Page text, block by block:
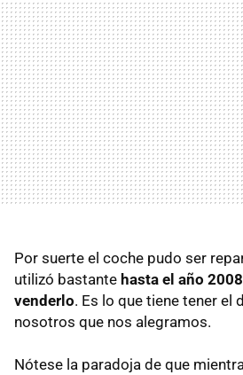
Por suerte el coche pudo ser
utilizó bastante hasta el año
venderlo. Es lo que tiene tener el
nosotros que nos alegramos.
Nótese la paradoja de que